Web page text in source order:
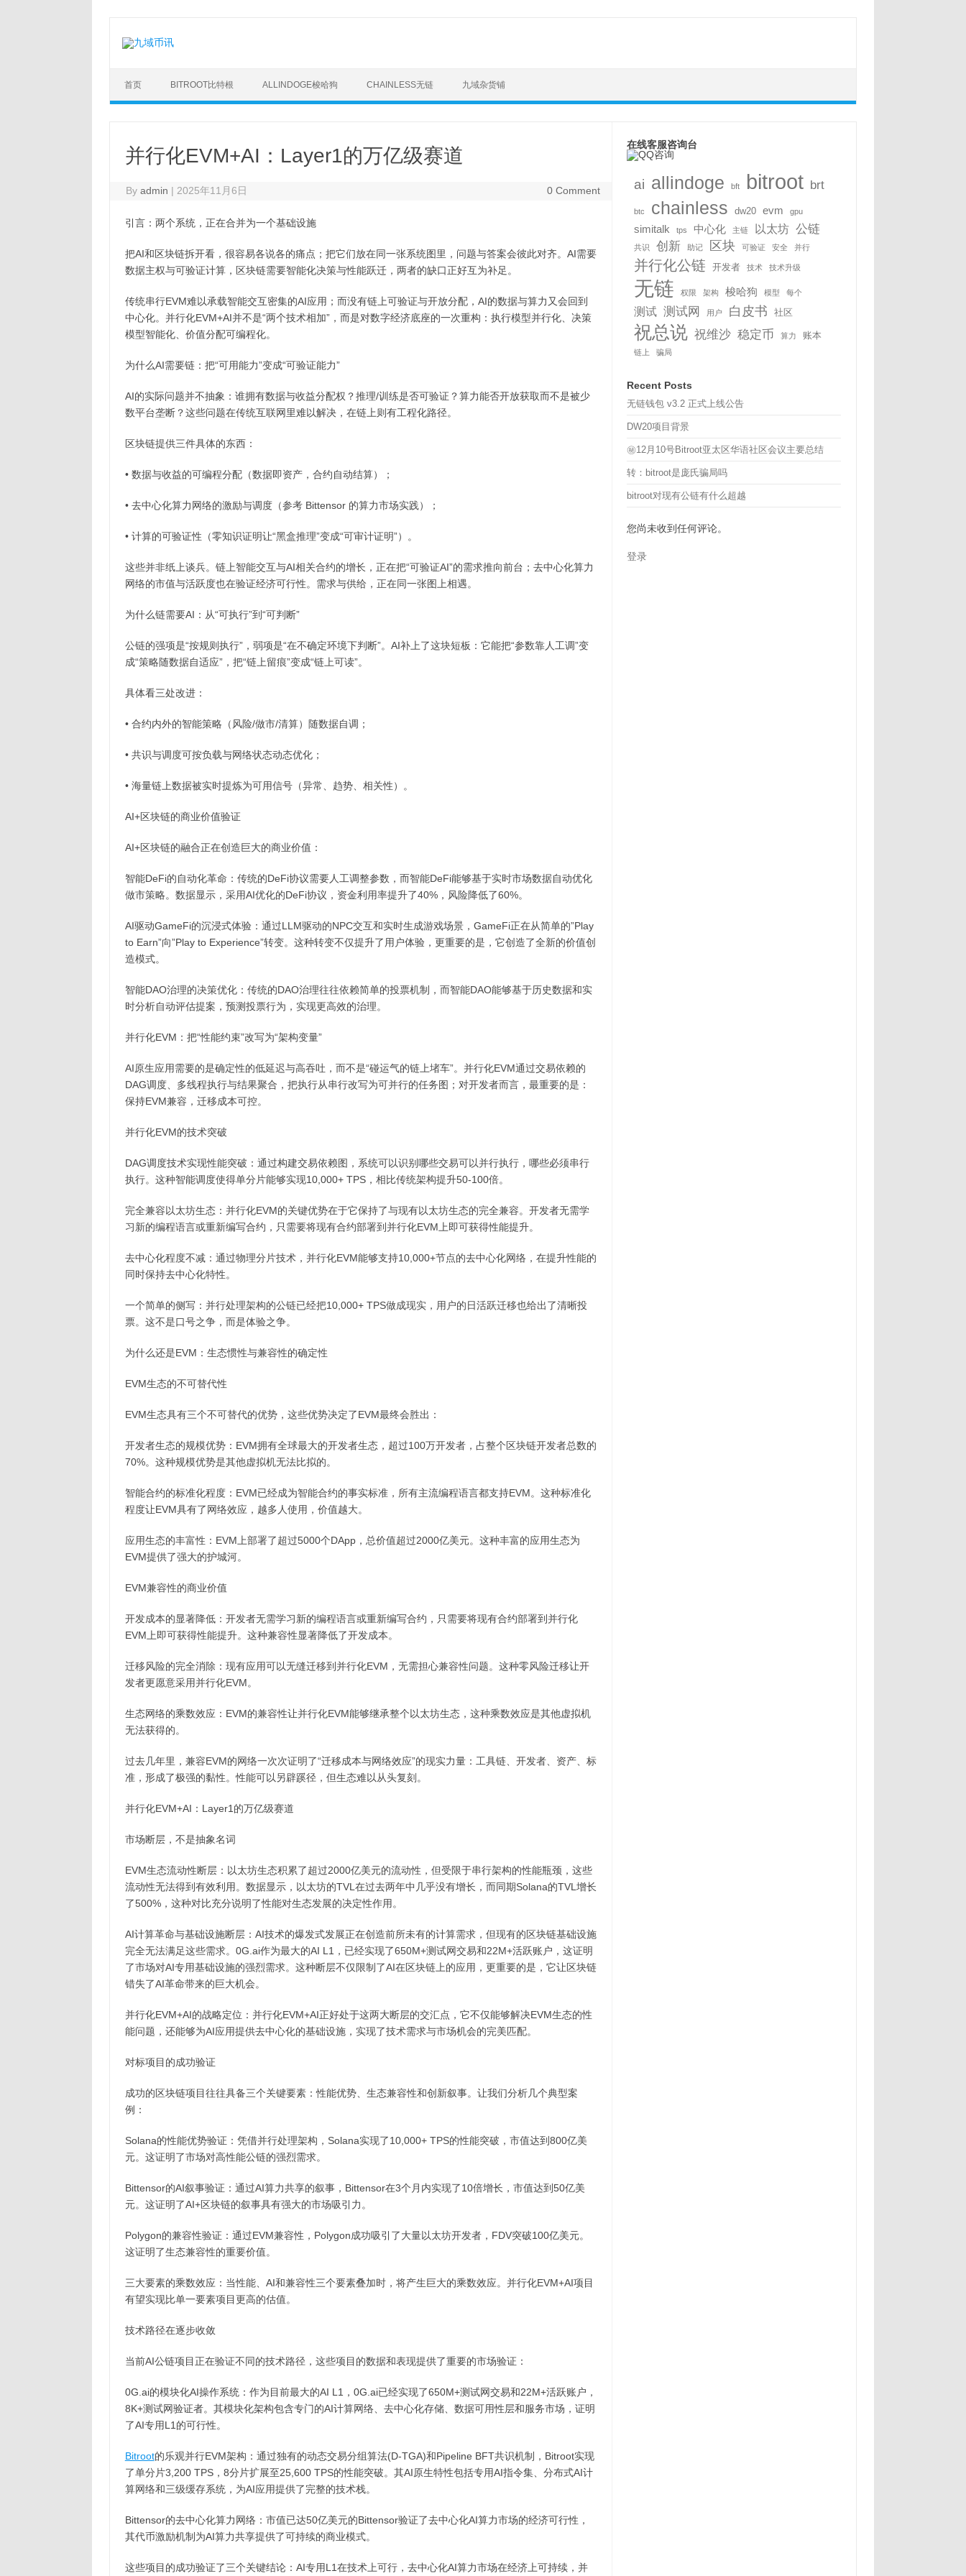
content
首页 BITROOT比特根 ALLINDOGE梭哈狗 CHAINLESS无链 九域杂货铺
并行化EVM+AI：Layer1的万亿级赛道
Byadmin | 2025年11月6日 0 Comment
引言：两个系统，正在合并为一个基础设施
把AI和区块链拆开看，很容易各说各的痛点；把它们放在同一张系统图里，问题与答案会彼此对齐。AI需要
数据主权与可验证计算，区块链需要智能化决策与性能跃迁，两者的缺口正好互为补足。
传统串行EVM难以承载智能交互密集的AI应用；而没有链上可验证与开放分配，AI的数据与算力又会回到
中心化。并行化EVM+AI并不是“两个技术相加”，而是对数字经济底座的一次重构：执行模型并行化、决策
模型智能化、价值分配可编程化。
为什么AI需要链：把“可用能力”变成“可验证能力”
AI的实际问题并不抽象：谁拥有数据与收益分配权？推理/训练是否可验证？算力能否开放获取而不是被少
数平台垄断？这些问题在传统互联网里难以解决，在链上则有工程化路径。
区块链提供三件具体的东西：
• 数据与收益的可编程分配（数据即资产，合约自动结算）；
• 去中心化算力网络的激励与调度（参考 Bittensor 的算力市场实践）；
• 计算的可验证性（零知识证明让“黑盒推理”变成“可审计证明”）。
这些并非纸上谈兵。链上智能交互与AI相关合约的增长，正在把“可验证AI”的需求推向前台；去中心化算力
网络的市值与活跃度也在验证经济可行性。需求与供给，正在同一张图上相遇。
为什么链需要AI：从“可执行”到“可判断”
公链的强项是“按规则执行”，弱项是“在不确定环境下判断”。AI补上了这块短板：它能把“参数靠人工调”变
成“策略随数据自适应”，把“链上留痕”变成“链上可读”。
具体看三处改进：
• 合约内外的智能策略（风险/做市/清算）随数据自调；
• 共识与调度可按负载与网络状态动态优化；
• 海量链上数据被实时提炼为可用信号（异常、趋势、相关性）。
AI+区块链的商业价值验证
AI+区块链的融合正在创造巨大的商业价值：
智能DeFi的自动化革命：传统的DeFi协议需要人工调整参数，而智能DeFi能够基于实时市场数据自动优化
做市策略。数据显示，采用AI优化的DeFi协议，资金利用率提升了40%，风险降低了60%。
AI驱动GameFi的沉浸式体验：通过LLM驱动的NPC交互和实时生成游戏场景，GameFi正在从简单的”Play
to Earn”向”Play to Experience”转变。这种转变不仅提升了用户体验，更重要的是，它创造了全新的价值创
造模式。
智能DAO治理的决策优化：传统的DAO治理往往依赖简单的投票机制，而智能DAO能够基于历史数据和实
时分析自动评估提案，预测投票行为，实现更高效的治理。
并行化EVM：把“性能约束”改写为“架构变量”
AI原生应用需要的是确定性的低延迟与高吞吐，而不是“碰运气的链上堵车”。并行化EVM通过交易依赖的
DAG调度、多线程执行与结果聚合，把执行从串行改写为可并行的任务图；对开发者而言，最重要的是：
保持EVM兼容，迁移成本可控。
并行化EVM的技术突破
DAG调度技术实现性能突破：通过构建交易依赖图，系统可以识别哪些交易可以并行执行，哪些必须串行
执行。这种智能调度使得单分片能够实现10,000+ TPS，相比传统架构提升50-100倍。
完全兼容以太坊生态：并行化EVM的关键优势在于它保持了与现有以太坊生态的完全兼容。开发者无需学
习新的编程语言或重新编写合约，只需要将现有合约部署到并行化EVM上即可获得性能提升。
去中心化程度不减：通过物理分片技术，并行化EVM能够支持10,000+节点的去中心化网络，在提升性能的
同时保持去中心化特性。
一个简单的侧写：并行处理架构的公链已经把10,000+ TPS做成现实，用户的日活跃迁移也给出了清晰投
票。这不是口号之争，而是体验之争。
为什么还是EVM：生态惯性与兼容性的确定性
EVM生态的不可替代性
EVM生态具有三个不可替代的优势，这些优势决定了EVM最终会胜出：
开发者生态的规模优势：EVM拥有全球最大的开发者生态，超过100万开发者，占整个区块链开发者总数的
70%。这种规模优势是其他虚拟机无法比拟的。
智能合约的标准化程度：EVM已经成为智能合约的事实标准，所有主流编程语言都支持EVM。这种标准化
程度让EVM具有了网络效应，越多人使用，价值越大。
应用生态的丰富性：EVM上部署了超过5000个DApp，总价值超过2000亿美元。这种丰富的应用生态为
EVM提供了强大的护城河。
EVM兼容性的商业价值
开发成本的显著降低：开发者无需学习新的编程语言或重新编写合约，只需要将现有合约部署到并行化
EVM上即可获得性能提升。这种兼容性显著降低了开发成本。
迁移风险的完全消除：现有应用可以无缝迁移到并行化EVM，无需担心兼容性问题。这种零风险迁移让开
发者更愿意采用并行化EVM。
生态网络的乘数效应：EVM的兼容性让并行化EVM能够继承整个以太坊生态，这种乘数效应是其他虚拟机
无法获得的。
过去几年里，兼容EVM的网络一次次证明了“迁移成本与网络效应”的现实力量：工具链、开发者、资产、标
准，形成了极强的黏性。性能可以另辟蹊径，但生态难以从头复刻。
并行化EVM+AI：Layer1的万亿级赛道
市场断层，不是抽象名词
EVM生态流动性断层：以太坊生态积累了超过2000亿美元的流动性，但受限于串行架构的性能瓶颈，这些
流动性无法得到有效利用。数据显示，以太坊的TVL在过去两年中几乎没有增长，而同期Solana的TVL增长
了500%，这种对比充分说明了性能对生态发展的决定性作用。
AI计算革命与基础设施断层：AI技术的爆发式发展正在创造前所未有的计算需求，但现有的区块链基础设施
完全无法满足这些需求。0G.ai作为最大的AI L1，已经实现了650M+测试网交易和22M+活跃账户，这证明
了市场对AI专用基础设施的强烈需求。这种断层不仅限制了AI在区块链上的应用，更重要的是，它让区块链
错失了AI革命带来的巨大机会。
并行化EVM+AI的战略定位：并行化EVM+AI正好处于这两大断层的交汇点，它不仅能够解决EVM生态的性
能问题，还能够为AI应用提供去中心化的基础设施，实现了技术需求与市场机会的完美匹配。
对标项目的成功验证
成功的区块链项目往往具备三个关键要素：性能优势、生态兼容性和创新叙事。让我们分析几个典型案
例：
Solana的性能优势验证：凭借并行处理架构，Solana实现了10,000+ TPS的性能突破，市值达到800亿美
元。这证明了市场对高性能公链的强烈需求。
Bittensor的AI叙事验证：通过AI算力共享的叙事，Bittensor在3个月内实现了10倍增长，市值达到50亿美
元。这证明了AI+区块链的叙事具有强大的市场吸引力。
Polygon的兼容性验证：通过EVM兼容性，Polygon成功吸引了大量以太坊开发者，FDV突破100亿美元。
这证明了生态兼容性的重要价值。
三大要素的乘数效应：当性能、AI和兼容性三个要素叠加时，将产生巨大的乘数效应。并行化EVM+AI项目
有望实现比单一要素项目更高的估值。
技术路径在逐步收敛
当前AI公链项目正在验证不同的技术路径，这些项目的数据和表现提供了重要的市场验证：
0G.ai的模块化AI操作系统：作为目前最大的AI L1，0G.ai已经实现了650M+测试网交易和22M+活跃账户，
8K+测试网验证者。其模块化架构包含专门的AI计算网络、去中心化存储、数据可用性层和服务市场，证明
了AI专用L1的可行性。
Bitroot的乐观并行EVM架构：通过独有的动态交易分组算法(D-TGA)和Pipeline BFT共识机制，Bitroot实现
了单分片3,200 TPS，8分片扩展至25,600 TPS的性能突破。其AI原生特性包括专用AI指令集、分布式AI计
算网络和三级缓存系统，为AI应用提供了完整的技术栈。
Bittensor的去中心化算力网络：市值已达50亿美元的Bittensor验证了去中心化AI算力市场的经济可行性，
其代币激励机制为AI算力共享提供了可持续的商业模式。
这些项目的成功验证了三个关键结论：AI专用L1在技术上可行，去中心化AI算力市场在经济上可持续，并
在线客服咨询台
ai allindoge bft bitroot brt
btc chainless dw20 evm gpu
simitalk tps 中心化 主链 以太坊 公链
共识 创新 助记 区块 可验证 安全 并行
并行化公链 开发者 技术 技术升级
无链 权限 架构 梭哈狗 模型 每个
测试 测试网 用户 白皮书 社区
祝总说 祝维沙 稳定币 算力 账本
链上 骗局
Recent Posts
无链钱包 v3.2 正式上线公告
DW20项目背景
㊙️12月10号Bitroot亚太区华语社区会议主要总结
转：bitroot是庞氏骗局吗
bitroot对现有公链有什么超越
您尚未收到任何评论。
登录